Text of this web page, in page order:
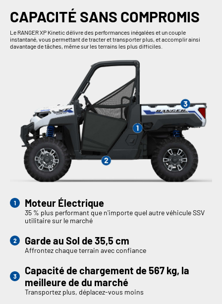
CAPACITÉ SANS COMPROMIS
Le RANGER XP Kinetic délivre des performances inégalées et un couple
instantané, vous permettant de tracter et transporter plus, et accomplir ainsi
davantage de tâches, même sur les terrains les plus difficiles.
Moteur Électrique
35 % plus performant que n'importe quel autre véhicule SSV
utilitaire sur le marché
Garde au Sol de 35,5 cm
Affrontez chaque terrain avec confiance
Capacité de chargement de 567 kg, la
meilleure de du marché
Transportez plus, déplacez-vous moins